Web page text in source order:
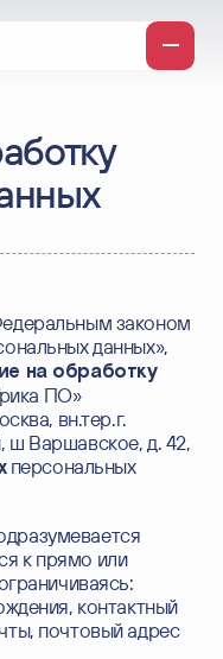
законом
данных»,
на обработку
ПО»
вн.тер.г.
ш Варшавское, д. 42,
персональных
к прямо или
контактный
почтовый адрес